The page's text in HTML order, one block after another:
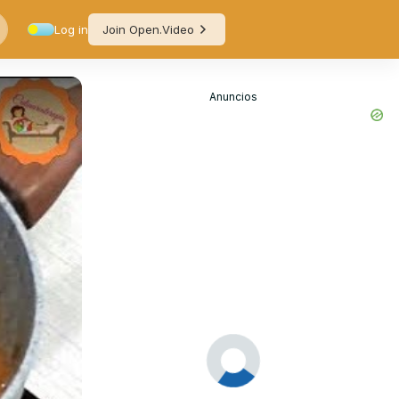
Log in Join Open.Video
Anuncios